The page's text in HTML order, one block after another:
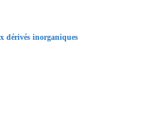
dérivés inorganiques